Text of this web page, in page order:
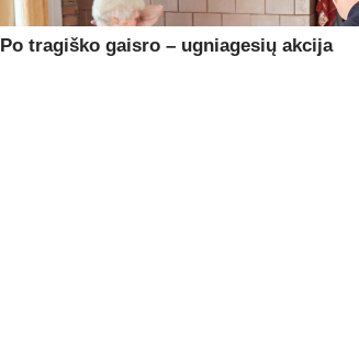
Po tragiško gaisro – ugniagesių akcija